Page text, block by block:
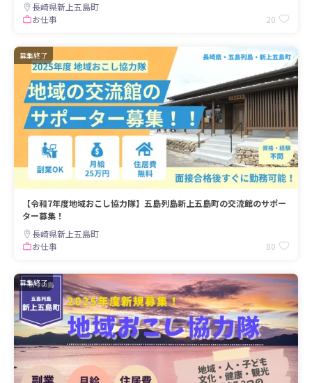
長崎県新上五島町
お仕事
20
募集終了
【令和7年度地域おこし協力隊】五島列島新上五島町の交流館のサポー
ター募集！
長崎県新上五島町
お仕事
80
募集終了